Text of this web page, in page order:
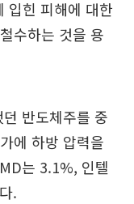
입힌 피해에 대한
수하는 것을 용
반도체주를 중
에 하방 압력을
는 3.1%, 인텔
.